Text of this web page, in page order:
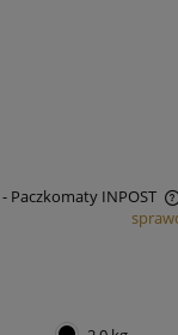
- Paczkomaty INPOST